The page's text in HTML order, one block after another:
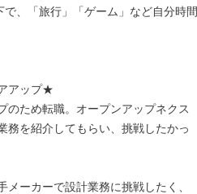
、「旅行」「ゲーム」など自分時間
アップ★
のため転職。オープンアップネクス
務を紹介してもらい、挑戦したかっ
ーカーで設計業務に挑戦したく、